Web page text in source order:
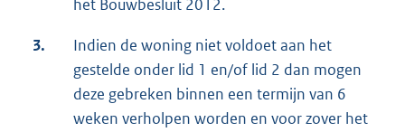
het Bouwbesluit 2012.
3.
Indien de woning niet voldoet aan het
gestelde onder lid 1 en/of lid 2 dan mogen
deze gebreken binnen een termijn van 6
weken verholpen worden en voor zover het